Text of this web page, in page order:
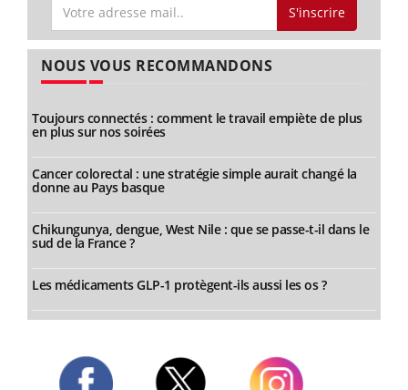
S'inscrire
NOUS VOUS RECOMMANDONS
Toujours connectés : comment le travail empiète de plus
en plus sur nos soirées
Cancer colorectal : une stratégie simple aurait changé la
donne au Pays basque
Chikungunya, dengue, West Nile : que se passe-t-il dans le
sud de la France ?
Les médicaments GLP-1 protègent-ils aussi les os ?